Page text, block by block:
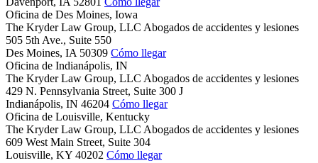
Oficina de Des Moines, Iowa
The Kryder Law Group, LLC Abogados de accidentes y lesiones
505 5th Ave., Suite 550
Des Moines, IA 50309 Cómo llegar
Oficina de Indianápolis, IN
The Kryder Law Group, LLC Abogados de accidentes y lesiones
429 N. Pennsylvania Street, Suite 300 J
Indianápolis, IN 46204 Cómo llegar
Oficina de Louisville, Kentucky
The Kryder Law Group, LLC Abogados de accidentes y lesiones
609 West Main Street, Suite 304
Louisville, KY 40202 Cómo llegar